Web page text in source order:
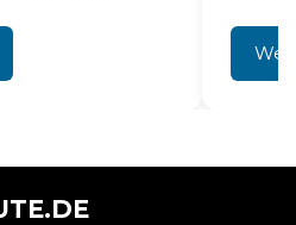
zu kämpfen. Von